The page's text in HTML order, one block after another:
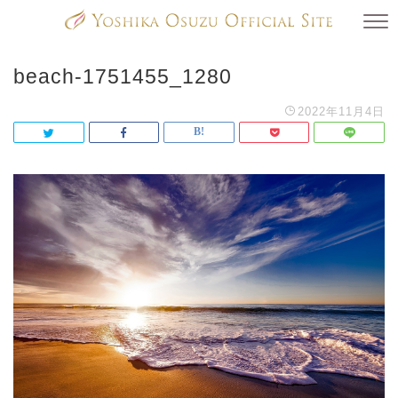
beach-1751455_1280
2022年11月4日